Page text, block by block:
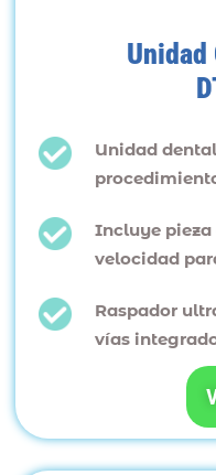
Unidad
Incluye pieza
velocidad
Raspador
vías